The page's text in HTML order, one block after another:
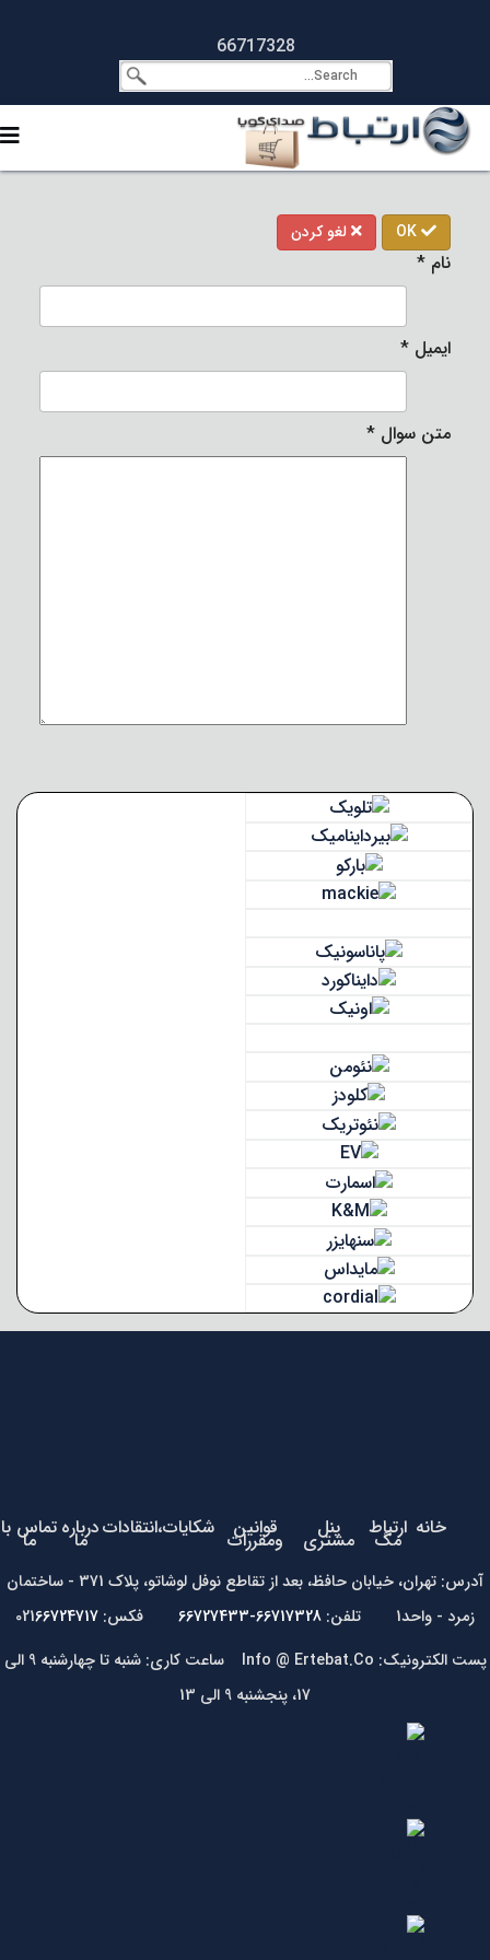
66717328
OK لغو کردن
نام *
ایمیل *
متن سوال *
خانه ارتباط
مگ پنل
مشتری قوانین
ومقررات شکایات،انتقاداتدرباره
ما تماس با
ما
آدرس: تهران، خیابان حافظ، بعد از تقاطع نوفل لوشاتو، پلاک 371 - ساختمان
زمرد - واحد1 تلفن:
66717328-66727433 فکس: 021 66724717
پست الکترونیک: Info @ Ertebat.Co ساعت کاری: شنبه تا چهارشنبه 9 الی
17، پنجشنبه 9 الی 13